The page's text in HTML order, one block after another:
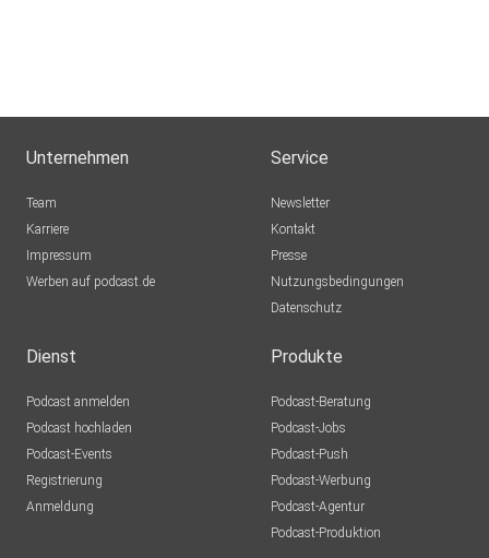
Unternehmen
Team
Karriere
Impressum
Werben auf podcast.de
Service
Newsletter
Kontakt
Presse
Nutzungsbedingungen
Datenschutz
Dienst
Podcast anmelden
Podcast hochladen
Podcast-Events
Registrierung
Anmeldung
Produkte
Podcast-Beratung
Podcast-Jobs
Podcast-Push
Podcast-Werbung
Podcast-Agentur
Podcast-Produktion